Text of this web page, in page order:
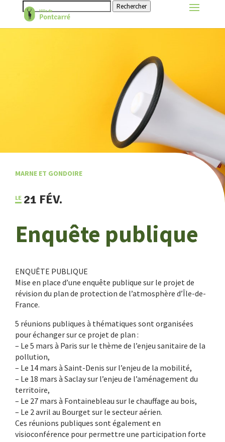
Rechercher
MARNE ET GONDOIRE
21 FÉV.
Enquête publique
ENQUÊTE PUBLIQUE
Mise en place d’une enquête publique sur le projet de
révision du plan de protection de l’atmosphère d’Île-de-
France.
5 réunions publiques à thématiques sont organisées
pour échanger sur ce projet de plan :
– Le 5 mars à Paris sur le thème de l’enjeu sanitaire de la
pollution,
– Le 14 mars à Saint-Denis sur l’enjeu de la mobilité,
– Le 18 mars à Saclay sur l’enjeu de l’aménagement du
territoire,
– Le 27 mars à Fontainebleau sur le chauffage au bois,
– Le 2 avril au Bourget sur le secteur aérien.
Ces réunions publiques sont également en
visioconférence pour permettre une participation forte